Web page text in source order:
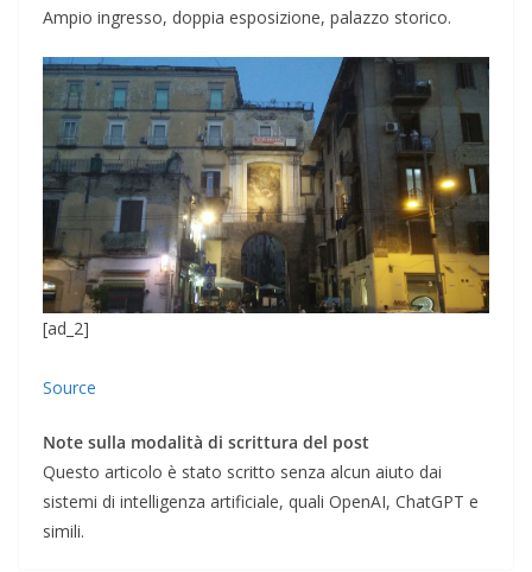
Ampio ingresso, doppia esposizione, palazzo storico.
[ad_2]
Source
Note sulla modalità di scrittura del post
Questo articolo è stato scritto senza alcun aiuto dai
sistemi di intelligenza artificiale, quali OpenAI, ChatGPT e
simili.